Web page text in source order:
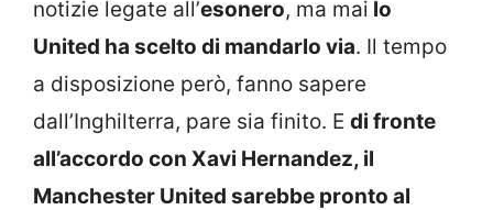
notizie legate all’esonero, ma mai lo
United ha scelto di mandarlo via. Il tempo
a disposizione però, fanno sapere
dall’Inghilterra, pare sia finito. E di fronte
all’accordo con Xavi Hernandez, il
Manchester United sarebbe pronto al